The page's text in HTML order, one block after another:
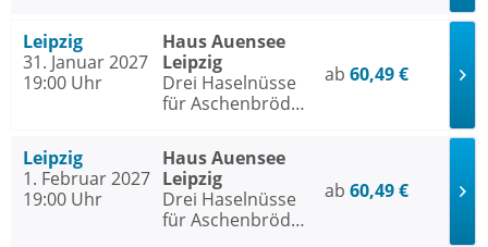
Leipzig
31. Januar 2027
19:00 Uhr
Haus Auensee
Leipzig
Drei Haselnüsse
für Aschenbrödel
ab 60,49 €
Leipzig
1. Februar 2027
19:00 Uhr
Haus Auensee
Leipzig
Drei Haselnüsse
für Aschenbrödel
ab 60,49 €